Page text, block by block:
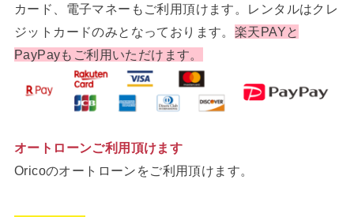
カード、電子マネーもご利用頂けます。レンタルはクレ
ジットカードのみとなっております。 楽天PAYと
PayPayもご利用いただけます。
オートローンご利用頂けます
Oricoのオートローンをご利用頂けます。